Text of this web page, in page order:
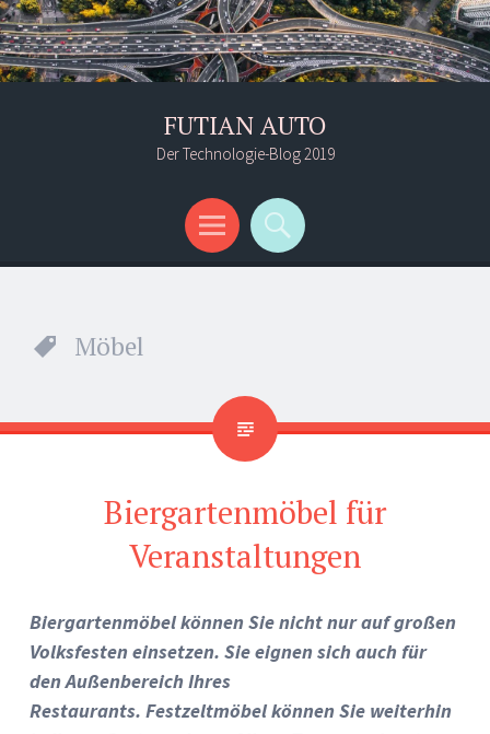
FUTIAN AUTO
Der Technologie-Blog 2019
Menü
Suchen
Möbel
Biergartenmöbel für
Veranstaltungen
Biergartenmöbel können Sie nicht nur auf großen
Volksfesten einsetzen. Sie eignen sich auch für
den Außenbereich Ihres
Restaurants. Festzeltmöbel können Sie weiterhin